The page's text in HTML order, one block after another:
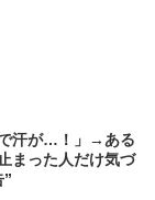
で汗が…！」→ある
まった人だけ気づ
”